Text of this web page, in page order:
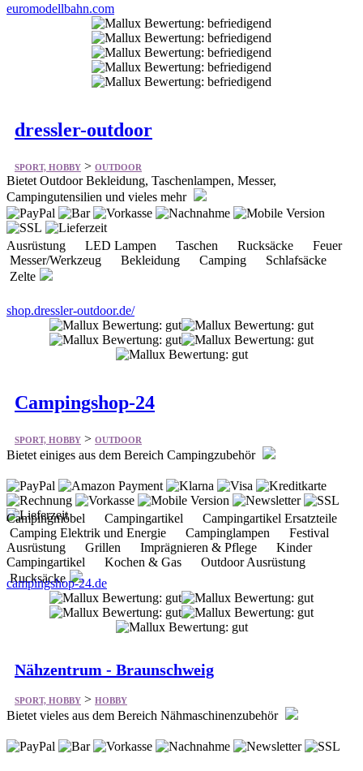
euromodellbahn.com
dressler-outdoor
SPORT, HOBBY > OUTDOOR
Bietet Outdoor Bekleidung, Taschenlampen, Messer,
Campingutensilien und vieles mehr
Ausrüstung LED Lampen Taschen Rucksäcke Feuer
Messer/Werkzeug Bekleidung Camping Schlafsäcke
Zelte
shop.dressler-outdoor.de/
Campingshop-24
SPORT, HOBBY > OUTDOOR
Bietet einiges aus dem Bereich Campingzubehör
Campingmöbel Campingartikel Campingartikel Ersatzteile
Camping Elektrik und Energie Campinglampen Festival
Ausrüstung Grillen Imprägnieren & Pflege Kinder
Campingartikel Kochen & Gas Outdoor Ausrüstung
Rucksäcke
campingshop-24.de
Nähzentrum - Braunschweig
SPORT, HOBBY > HOBBY
Bietet vieles aus dem Bereich Nähmaschinenzubehör